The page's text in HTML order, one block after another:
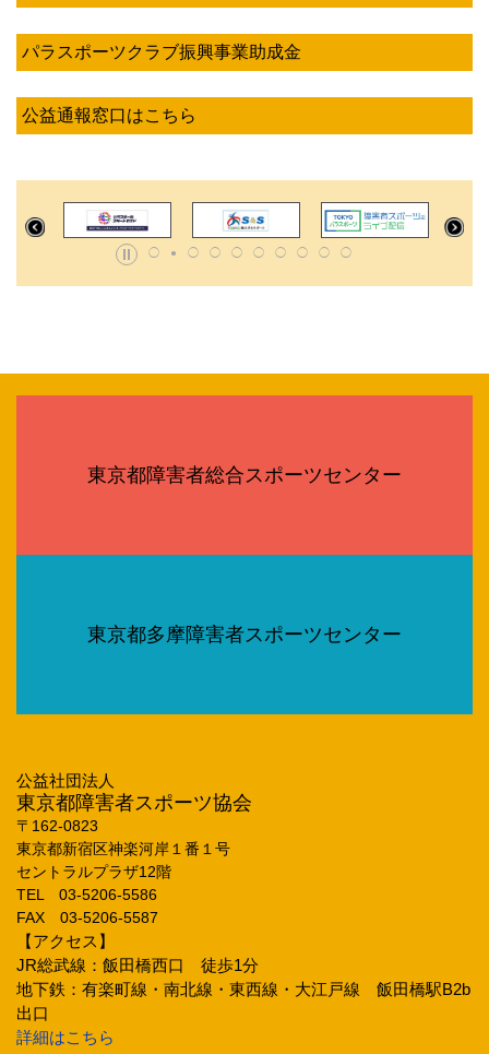
パラスポーツクラブ振興事業助成金
公益通報窓口はこちら
東京都障害者総合スポーツセンター
東京都多摩障害者スポーツセンター
公益社団法人
東京都障害者スポーツ協会
〒162‐0823
東京都新宿区神楽河岸１番１号
セントラルプラザ12階
TEL 03‐5206‐5586
FAX 03‐5206‐5587
【アクセス】
JR総武線：飯田橋西口 徒歩1分
地下鉄：有楽町線・南北線・東西線・大江戸線 飯田橋駅B2b
出口
詳細はこちら